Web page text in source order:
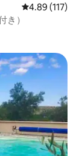
レビュー117
4.89 (117)
き）